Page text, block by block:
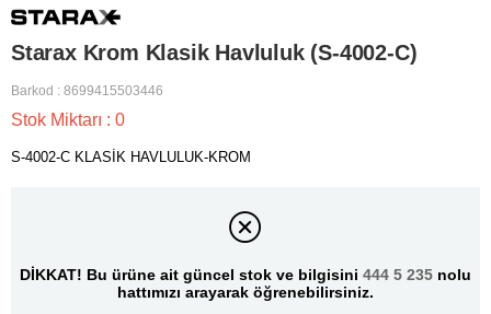
Starax Krom Klasik Havluluk (S-4002-C)
Barkod : 8699415503446
Stok Miktarı : 0
S-4002-C KLASİK HAVLULUK-KROM
DİKKAT! Bu ürüne ait güncel stok ve bilgisini 444 5 235 nolu
hattımızı arayarak öğrenebilirsiniz.